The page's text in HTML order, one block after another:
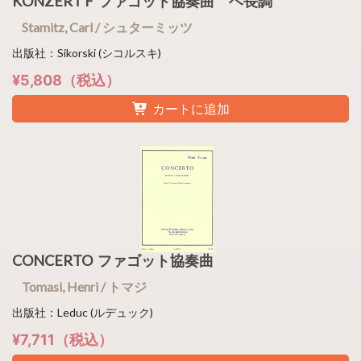
Stamitz, Carl / シュターミッツ
出版社：Sikorski (シコルスキ)
¥5,808（税込）
カートに追加
CONCERTO ファゴット協奏曲
Tomasi, Henri / トマジ
出版社：Leduc (ルデュック)
¥7,711（税込）